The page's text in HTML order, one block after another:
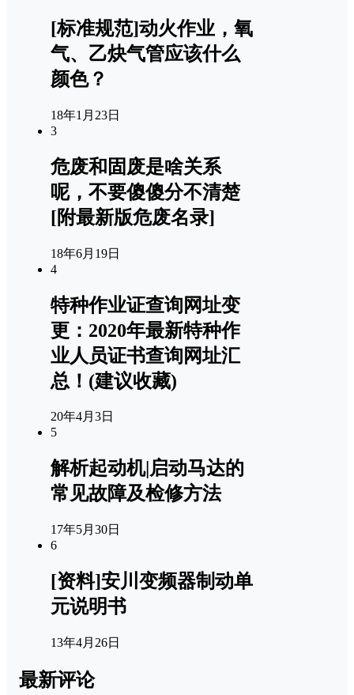
[标准规范]动火作业，氧
气、乙炔气管应该什么
颜色？
18年1月23日
3
危废和固废是啥关系
呢，不要傻傻分不清楚
[附最新版危废名录]
18年6月19日
4
特种作业证查询网址变
更：2020年最新特种作
业人员证书查询网址汇
总！(建议收藏)
20年4月3日
5
解析起动机|启动马达的
常见故障及检修方法
17年5月30日
6
[资料]安川变频器制动单
元说明书
13年4月26日
最新评论